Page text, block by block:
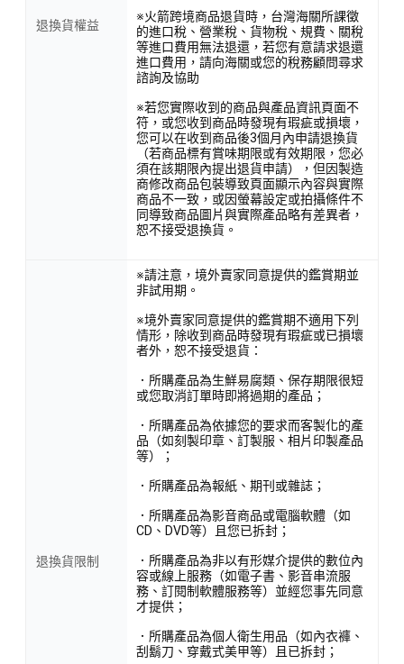
退換貨權益
※火箭跨境商品退貨時，台灣海關所課徵
的進口稅、營業稅、貨物稅、規費、關稅
等進口費用無法退還，若您有意請求退還
進口費用，請向海關或您的稅務顧問尋求
諮詢及協助
※若您實際收到的商品與產品資訊頁面不
符，或您收到商品時發現有瑕疵或損壞，
您可以在收到商品後3個月內申請退換貨
（若商品標有賞味期限或有效期限，您必
須在該期限內提出退貨申請），但因製造
商修改商品包裝導致頁面顯示內容與實際
商品不一致，或因螢幕設定或拍攝條件不
同導致商品圖片與實際產品略有差異者，
恕不接受退換貨。
退換貨限制
※請注意，境外賣家同意提供的鑑賞期並
非試用期。
※境外賣家同意提供的鑑賞期不適用下列
情形，除收到商品時發現有瑕疵或已損壞
者外，恕不接受退貨：
．所購產品為生鮮易腐類、保存期限很短
或您取消訂單時即將過期的產品；
．所購產品為依據您的要求而客製化的產
品（如刻製印章、訂製服、相片印製產品
等）；
．所購產品為報紙、期刊或雜誌；
．所購產品為影音商品或電腦軟體（如
CD、DVD等）且您已拆封；
．所購產品為非以有形媒介提供的數位內
容或線上服務（如電子書、影音串流服
務、訂閱制軟體服務等）並經您事先同意
才提供；
．所購產品為個人衛生用品（如內衣褲、
刮鬍刀、穿戴式美甲等）且已拆封；